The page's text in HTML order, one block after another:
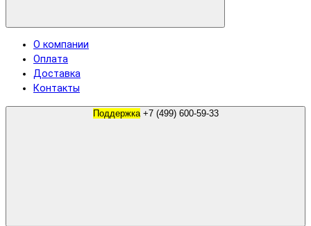
О компании
Оплата
Доставка
Контакты
Поддержка +7 (499) 600-59-33